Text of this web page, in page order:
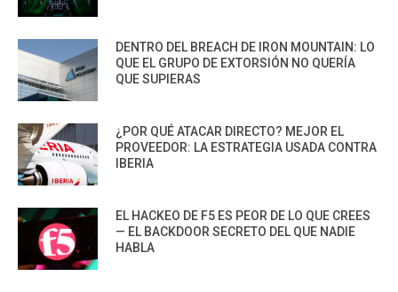
DENTRO DEL BREACH DE IRON MOUNTAIN: LO
QUE EL GRUPO DE EXTORSIÓN NO QUERÍA
QUE SUPIERAS
¿POR QUÉ ATACAR DIRECTO? MEJOR EL
PROVEEDOR: LA ESTRATEGIA USADA CONTRA
IBERIA
EL HACKEO DE F5 ES PEOR DE LO QUE CREES
— EL BACKDOOR SECRETO DEL QUE NADIE
HABLA